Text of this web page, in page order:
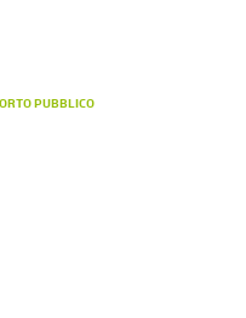
PUBBLICO